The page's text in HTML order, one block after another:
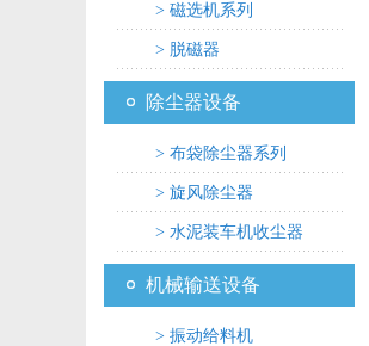
> 磁选机系列
> 脱磁器
除尘器设备
> 布袋除尘器系列
> 旋风除尘器
> 水泥装车机收尘器
机械输送设备
> 振动给料机